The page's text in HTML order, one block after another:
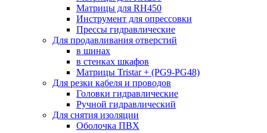
Матрицы для RH450
Инструмент для опрессовки
Прессы гидравлические
Для продавливания отверстий
в шинах
в стенках шкафов
Матрицы Tristar + (PG9-PG48)
Для резки кабеля и проводов
Головки гидравлические
Ручной гидравлический
Для снятия изоляции
Оболочка ПВХ